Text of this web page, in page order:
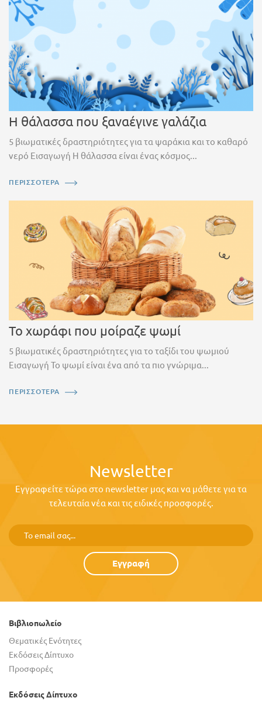
Η θάλασσα που ξαναέγινε γαλάζια
5 βιωματικές δραστηριότητες για τα ψαράκια και το καθαρό
νερό Εισαγωγή Η θάλασσα είναι ένας κόσμος...
ΠΕΡΙΣΣΟΤΕΡΑ
Το χωράφι που μοίραζε ψωμί
5 βιωματικές δραστηριότητες για το ταξίδι του ψωμιού
Εισαγωγή Το ψωμί είναι ένα από τα πιο γνώριμα...
ΠΕΡΙΣΣΟΤΕΡΑ
Newsletter
Εγγραφείτε τώρα στο newsletter μας και να μάθετε για τα
τελευταία νέα και τις ειδικές προσφορές.
Εγγραφή
Βιβλιοπωλείο
Θεματικές Ενότητες
Εκδόσεις Δίπτυχο
Προσφορές
Εκδόσεις Δίπτυχο